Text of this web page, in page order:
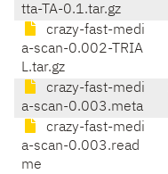
tta-TA-0.1.tar.gz
crazy-fast-medi
a-scan-0.002-TRIA
L.tar.gz
crazy-fast-medi
a-scan-0.003.meta
crazy-fast-medi
a-scan-0.003.read
me